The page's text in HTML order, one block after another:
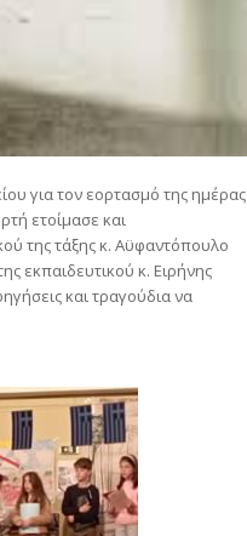
για τον εορτασμό της ημέρας
ετοίμασε και
της τάξης κ. Αϋφαντόπουλο
εκπαιδευτικού κ. Ειρήνης
και τραγούδια να